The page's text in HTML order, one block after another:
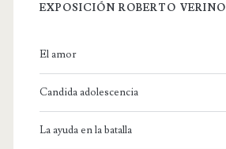
EXPOSICIÓN ROBERTO VERINO
El amor
Candida adolescencia
La ayuda en la batalla